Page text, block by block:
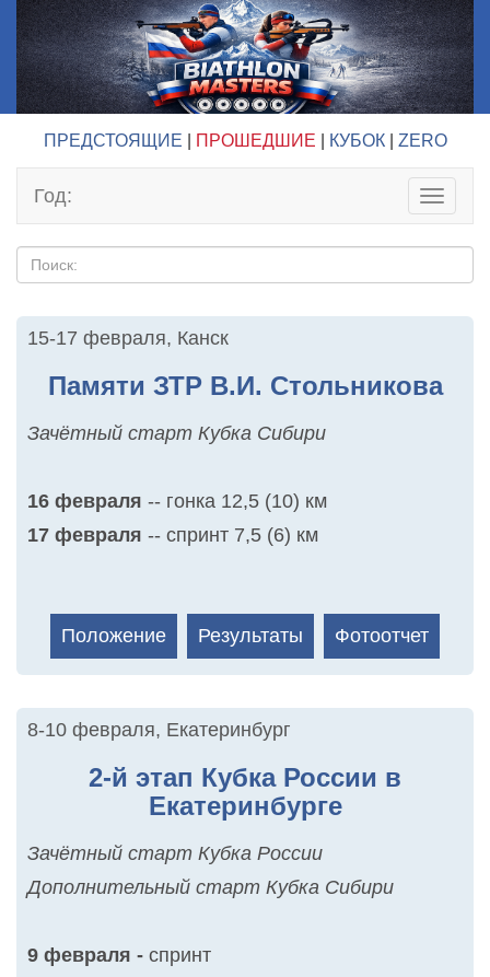
ПРЕДСТОЯЩИЕ ПРОШЕДШИЕ КУБОК ZERO
Toggle
Год:
15-17 февраля, Канск
Памяти ЗТР В.И. Стольникова
Зачётный старт Кубка Сибири
16 февраля -- гонка 12,5 (10) км
17 февраля -- спринт 7,5 (6) км
Положение Результаты Фотоотчет
8-10 февраля, Екатеринбург
2-й этап Кубка России в
Екатеринбурге
Зачётный старт Кубка России
Дополнительный старт Кубка Сибири
9 февраля - спринт